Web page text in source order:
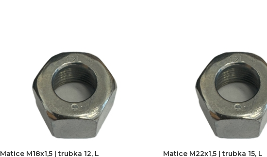
Matice M18x1,5 | trubka 12, L Matice M22x1,5 | trubka 15, L